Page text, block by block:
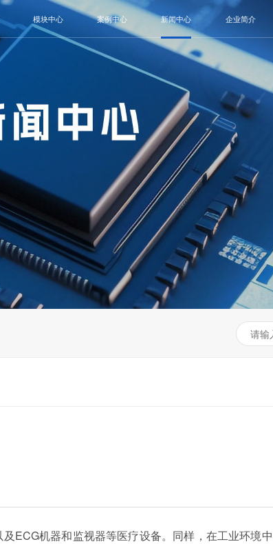
模块中心 案例中心 新闻中心 企业简介
ECG机器和监视器等医疗设备。同样，在工业环境中